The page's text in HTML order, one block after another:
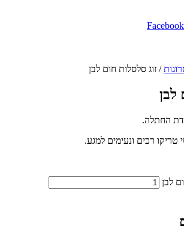
Facebook
/ זוג סלסלות חום לבן
לבן
החתלה.
טריקו רכים ונעימים למגע.
לבן